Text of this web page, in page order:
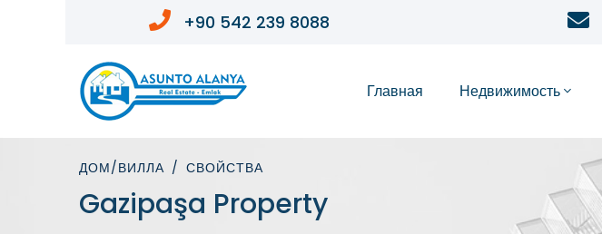
+90 542 239 8088
Главная Недвижимость
ДОМ/ВИЛЛА СВОЙСТВА
Gazipaşa Property